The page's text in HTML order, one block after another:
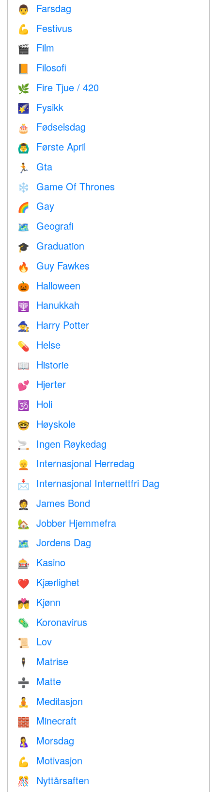
👨 Farsdag
💪 Festivus
🎬 Film
📙 Filosofi
🌿 Fire Tjue / 420
🌠 Fysikk
🎂 Fødselsdag
🙆‍♂️ Første April
🏃 Gta
❄️ Game Of Thrones
🌈 Gay
🗺 Geografi
🎓 Graduation
🔥 Guy Fawkes
🎃 Halloween
🕎 Hanukkah
🧙 Harry Potter
💊 Helse
📖 Historie
💕 Hjerter
🕉 Holi
🤓 Høyskole
🚬 Ingen Røykedag
👱 Internasjonal Herredag
📩 Internasjonal Internettfri Dag
🤵 James Bond
🏡 Jobber Hjemmefra
🗺️ Jordens Dag
🎰 Kasino
❤️️ Kjærlighet
💏 Kjønn
🦠 Koronavirus
📜 Lov
🕴️ Matrise
➗ Matte
🧘 Meditasjon
🧱 Minecraft
🤱 Morsdag
💪 Motivasjon
🎊 Nyttårsaften